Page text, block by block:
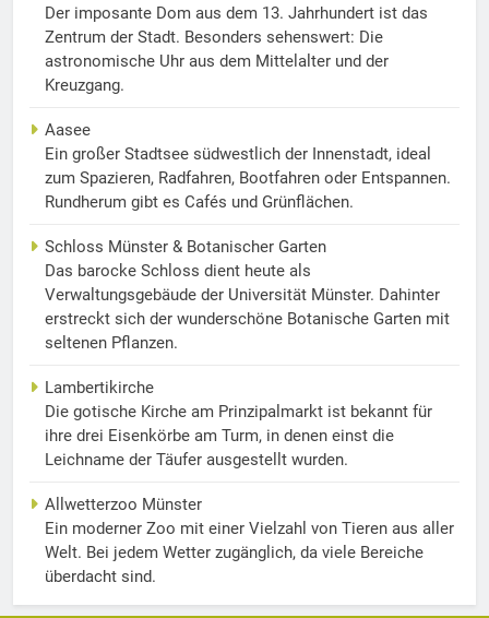
Der imposante Dom aus dem 13. Jahrhundert ist das
Zentrum der Stadt. Besonders sehenswert: Die
astronomische Uhr aus dem Mittelalter und der
Kreuzgang.
Aasee
Ein großer Stadtsee südwestlich der Innenstadt, ideal
zum Spazieren, Radfahren, Bootfahren oder Entspannen.
Rundherum gibt es Cafés und Grünflächen.
Schloss Münster & Botanischer Garten
Das barocke Schloss dient heute als
Verwaltungsgebäude der Universität Münster. Dahinter
erstreckt sich der wunderschöne Botanische Garten mit
seltenen Pflanzen.
Lambertikirche
Die gotische Kirche am Prinzipalmarkt ist bekannt für
ihre drei Eisenkörbe am Turm, in denen einst die
Leichname der Täufer ausgestellt wurden.
Allwetterzoo Münster
Ein moderner Zoo mit einer Vielzahl von Tieren aus aller
Welt. Bei jedem Wetter zugänglich, da viele Bereiche
überdacht sind.